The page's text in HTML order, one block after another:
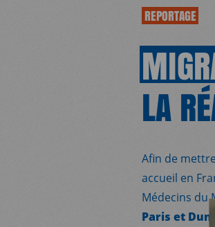
REPORTAGE
LA
Afin de
accueil en
Médecins du
Paris et